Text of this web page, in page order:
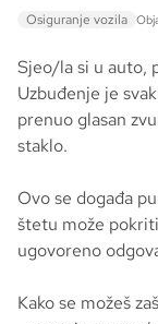
Osiguranje vozila
Sjeo/la si u auto,
Uzbuđenje je
prenuo glasan
staklo.
Ovo se događa
štetu može
ugovoreno
Kako se možeš